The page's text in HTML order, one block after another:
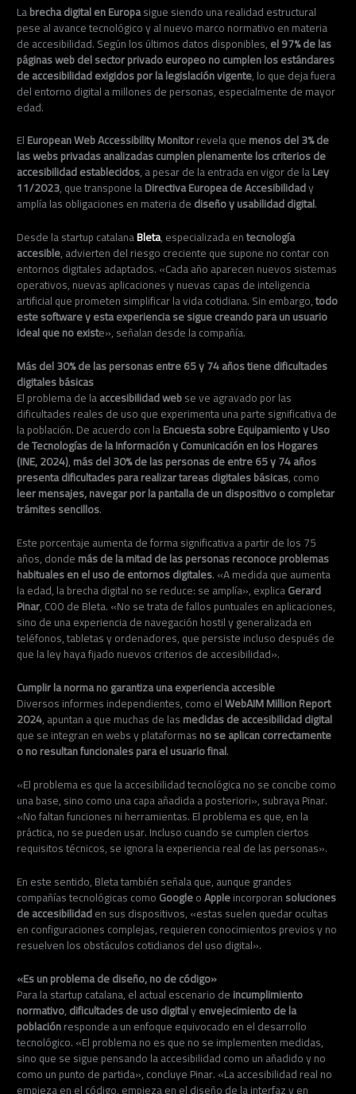
Labrecha digital en Europasigue siendo una realidad estructural
pese al avance tecnológico y al nuevo marco normativo en materia
de accesibilidad. Según los últimos datos disponibles,el 97% de las
páginas web del sector privado europeo no cumplen los estándares
de accesibilidad exigidos por la legislación vigente, lo que deja fuera
del entorno digital a millones de personas, especialmente de mayor
edad.
ElEuropean Web Accessibility Monitorrevela quemenos del 3% de
las webs privadas analizadas cumplen plenamente los criterios de
accesibilidad establecidos, a pesar de la entrada en vigor de laLey
11/2023, que transpone laDirectiva Europea de Accesibilidady
amplía las obligaciones en materia dediseño y usabilidad digital.
Desde la startup catalanaBleta, especializada entecnología
accesible, advierten del riesgo creciente que supone no contar con
entornos digitales adaptados. «Cada año aparecen nuevos sistemas
operativos, nuevas aplicaciones y nuevas capas de inteligencia
artificial que prometen simplificar la vida cotidiana. Sin embargo,todo
este software y esta experiencia se sigue creando para un usuario
ideal que no existe», señalan desde la compañía.
Más del 30% de las personas entre 65 y 74 años tiene dificultades
digitales básicas
El problema de laaccesibilidad webse ve agravado por las
dificultades reales de uso que experimenta una parte significativa de
la población. De acuerdo con laEncuesta sobre Equipamiento y Uso
de Tecnologías de la Información y Comunicación en los Hogares
(INE, 2024),más del 30% de las personas de entre 65 y 74 años
presenta dificultades para realizar tareas digitales básicas, como
leer mensajes, navegar por la pantalla de un dispositivo o completar
trámites sencillos.
Este porcentaje aumenta de forma significativa a partir de los 75
años, dondemás de la mitad de las personas reconoce problemas
habituales en el uso de entornos digitales. «A medida que aumenta
la edad, la brecha digital no se reduce: se amplía», explicaGerard
Pinar, COO de Bleta. «No se trata de fallos puntuales en aplicaciones,
sino de una experiencia de navegación hostil y generalizada en
teléfonos, tabletas y ordenadores, que persiste incluso después de
que la ley haya fijado nuevos criterios de accesibilidad».
Cumplir la norma no garantiza una experiencia accesible
Diversos informes independientes, como elWebAIM Million Report
2024, apuntan a que muchas de lasmedidas de accesibilidad digital
que se integran en webs y plataformasno se aplican correctamente
o no resultan funcionales para el usuario final.
«El problema es que la accesibilidad tecnológica no se concibe como
una base, sino como una capa añadida a posteriori», subraya Pinar.
«No faltan funciones ni herramientas. El problema es que, en la
práctica, no se pueden usar. Incluso cuando se cumplen ciertos
requisitos técnicos, se ignora la experiencia real de las personas».
En este sentido, Bleta también señala que, aunque grandes
compañías tecnológicas comoGoogleoAppleincorporansoluciones
de accesibilidaden sus dispositivos, «estas suelen quedar ocultas
en configuraciones complejas, requieren conocimientos previos y no
resuelven los obstáculos cotidianos del uso digital».
«Es un problema de diseño, no de código»
Para la startup catalana, el actual escenario deincumplimiento
normativo,dificultades de uso digitalyenvejecimiento de la
poblaciónresponde a un enfoque equivocado en el desarrollo
tecnológico. «El problema no es que no se implementen medidas,
sino que se sigue pensando la accesibilidad como un añadido y no
como un punto de partida», concluye Pinar. «La accesibilidad real no
empieza en el código, empieza en el diseño de la interfaz y en